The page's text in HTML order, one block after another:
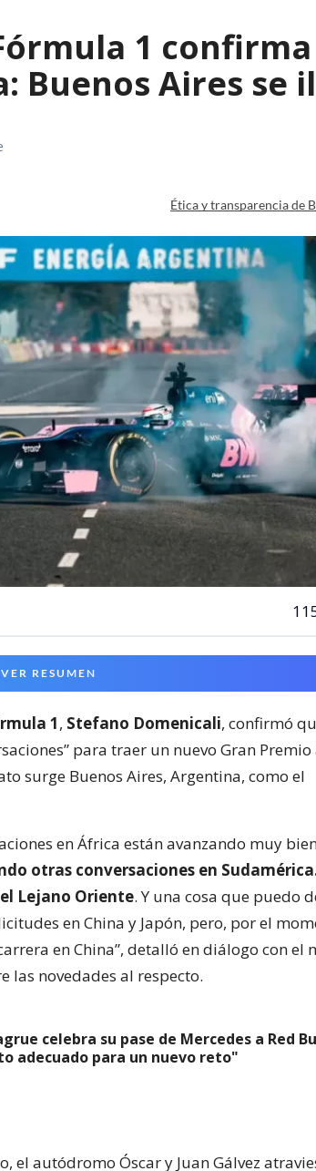
1
Buenos Aires se
Ética y transparencia de
VER RESUMEN
1, Stefano Domenicali, confirmó
para traer un nuevo Gran Premio
surge Buenos Aires, Argentina, como el
en África están avanzando muy
otras conversaciones en
Lejano Oriente. Y una cosa que puedo
en China y Japón, pero, por el
en China”, detalló en diálogo con el
las novedades al respecto.
celebra su pase de Mercedes a Red
adecuado para un nuevo reto"
el autódromo Óscar y Juan Gálvez